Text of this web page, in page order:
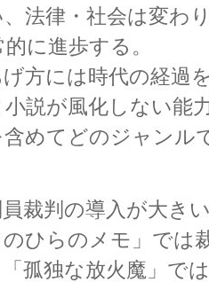
法律・社会は変わ
に進歩する。
方には時代の経過
説が風化しない能
めてどのジャンル
裁判の導入が大き
ひらのメモ」では
孤独な放火魔」で